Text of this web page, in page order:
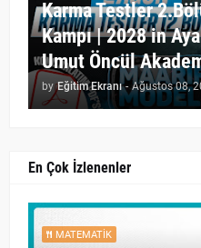
Karma Testler
Kampı | 2028 in
Umut Öncül
by Eğitim Ekranı - Ağustos 08,
En Çok İzlenenler
MATEMATIK